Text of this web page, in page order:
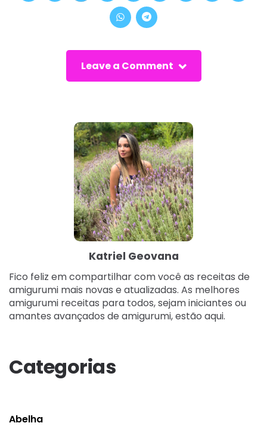
Leave a Comment
Katriel Geovana
Fico feliz em compartilhar com você as receitas de
amigurumi mais novas e atualizadas. As melhores
amigurumi receitas para todos, sejam iniciantes ou
amantes avançados de amigurumi, estão aqui.
Categorias
Abelha